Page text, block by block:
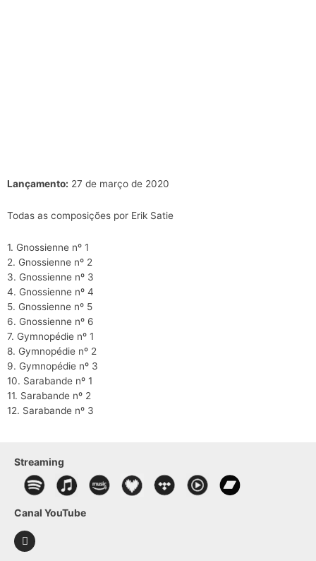
Lançamento: 27 de março de 2020
Todas as composições por Erik Satie
1. Gnossienne nº 1
2. Gnossienne nº 2
3. Gnossienne nº 3
4. Gnossienne nº 4
5. Gnossienne nº 5
6. Gnossienne nº 6
7. Gymnopédie nº 1
8. Gymnopédie nº 2
9. Gymnopédie nº 3
10. Sarabande nº 1
11. Sarabande nº 2
12. Sarabande nº 3
Streaming
Canal YouTube